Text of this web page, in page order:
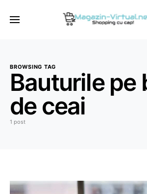
BROWSING TAG
Bauturile pe
de ceai
1 post